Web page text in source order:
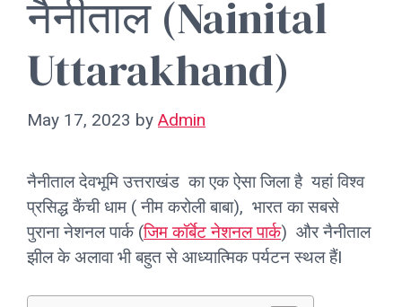
नैनीताल (Nainital
Uttarakhand)
May 17, 2023 by Admin
नैनीताल देवभूमि उत्तराखंड का एक ऐसा जिला है यहां विश्व
प्रसिद्ध कैंची धाम ( नीम करोली बाबा), भारत का सबसे
पुराना नेशनल पार्क (जिम कॉर्बेट नेशनल पार्क) और नैनीताल
झील के अलावा भी बहुत से आध्यात्मिक पर्यटन स्थल हैंI